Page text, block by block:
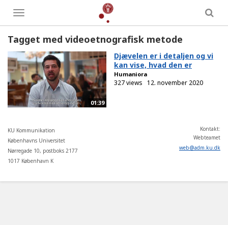
Toggle
menu
Tagget med videoetnografisk metode
01:39
Djævelen er i detaljen og vi
kan vise, hvad den er
Humaniora
327 views 12. november 2020
KU Kommunikation
Københavns Universitet
Nørregade 10, postboks 2177
1017 København K
Kontakt:
Webteamet
web@adm.ku.dk